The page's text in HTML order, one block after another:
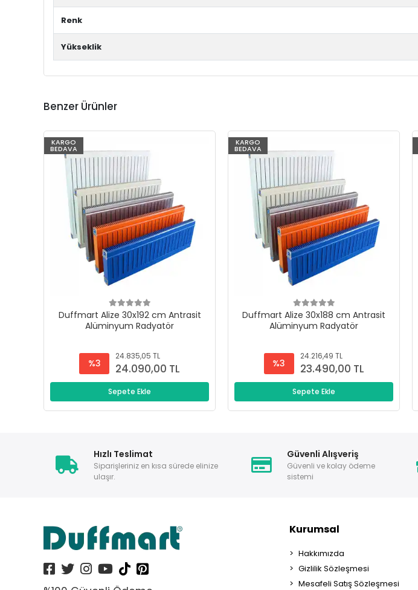
Renk
Yükseklik
Benzer Ürünler
KARGO
BEDAVA
Duffmart Alize 30x192 cm Antrasit
Alüminyum Radyatör
%3
24.835,05 TL
24.090,00 TL
Sepete Ekle
KARGO
BEDAVA
Duffmart Alize 30x188 cm Antrasit
Alüminyum Radyatör
%3
24.216,49 TL
23.490,00 TL
Sepete Ekle
Hızlı Teslimat
Siparişleriniz en kısa sürede elinize
ulaşır.
Güvenli Alışveriş
Güvenli ve kolay ödeme
sistemi
Kurumsal
Hakkımızda
Gizlilik Sözleşmesi
Mesafeli Satış Sözleşmesi